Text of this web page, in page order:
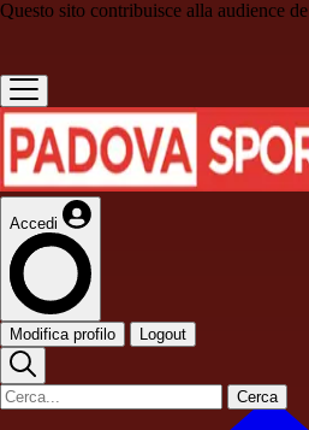
Questo sito contribuisce alla audience de
Accedi
Modifica profilo Logout
Cerca